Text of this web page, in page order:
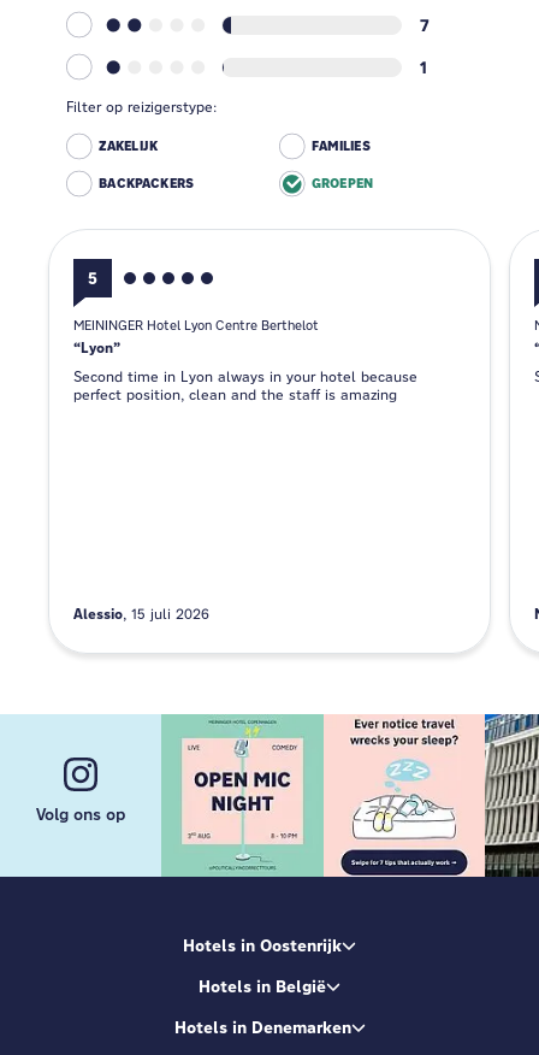
7
1
Filter op reizigerstype:
ZAKELIJK FAMILIES
BACKPACKERS GROEPEN
5
MEININGER Hotel Lyon Centre Berthelot
Lyon
Second time in Lyon always in your hotel because
perfect position, clean and the staff is amazing
Alessio 15 juli 2026
Volg ons op
Hotels in Oostenrijk
Hotels in België
Hotels in Denemarken